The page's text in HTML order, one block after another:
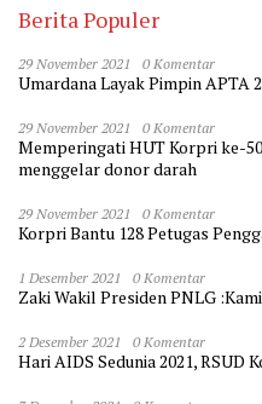
Berita Populer
29 November 2021 0 Komentar
Umardana Layak Pimpin APTA
29 November 2021 0 Komentar
Memperingati HUT Korpri ke-
menggelar donor darah
29 November 2021 0 Komentar
Korpri Bantu 128 Petugas
1 Desember 2021 0 Komentar
Zaki Wakil Presiden PNLG
2 Desember 2021 0 Komentar
Hari AIDS Sedunia 2021, RSUD